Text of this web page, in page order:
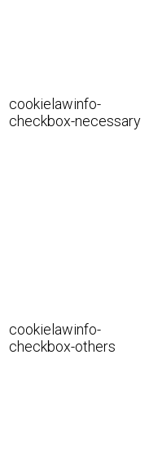
cookielawinfo-
checkbox-necessary
cookielawinfo-
checkbox-others